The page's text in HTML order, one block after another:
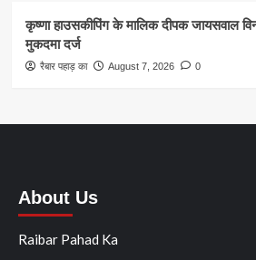
कृष्णा हाउसकीपिंग के मालिक दीपक जायसवाल
मुकदमा दर्ज
रैबार पहाड़ का August 7, 2026 0
About Us
Raibar Pahad Ka